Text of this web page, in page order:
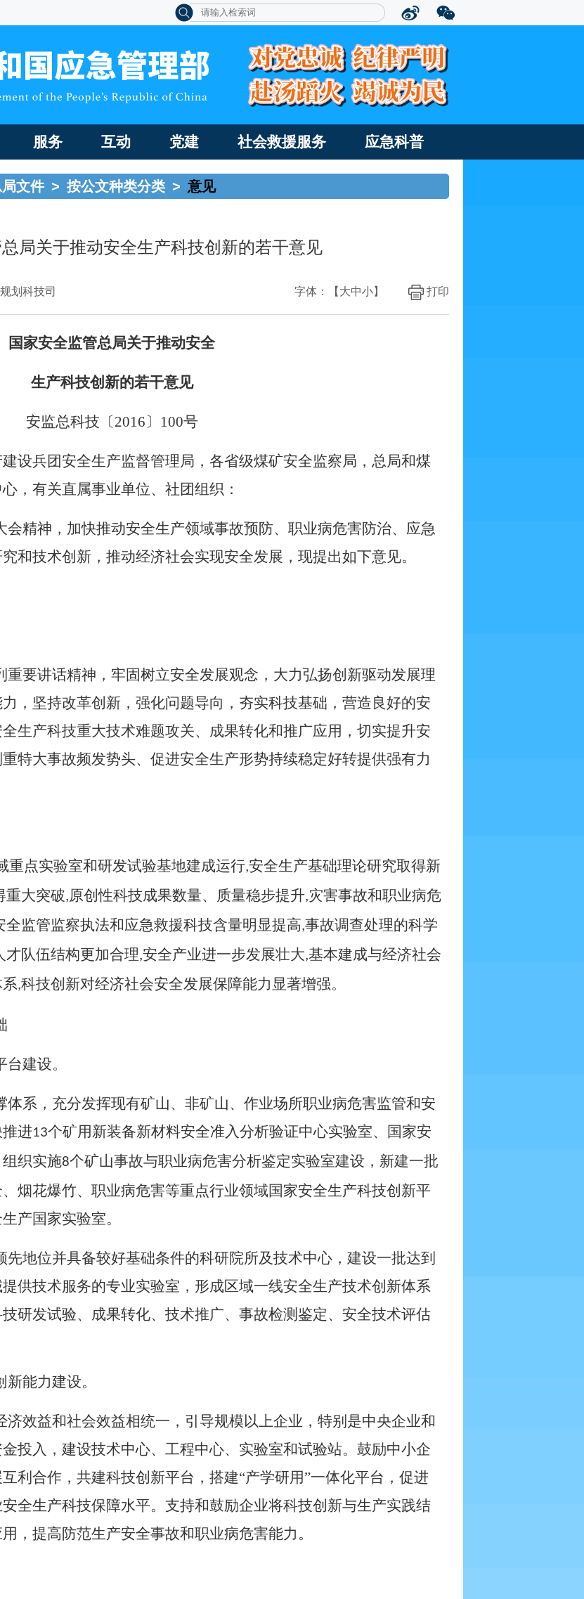
服务 互动 党建 社会救援服务 应急科普
文件 > 按公文种类分类 > 意见
局关于推动安全生产科技创新的若干意见
划科技司 打印
字体：【 大中小】
国家安全监管总局关于推动安全
生产科技创新的若干意见
安监总科技〔2016〕 100号
设兵团安全生产监督管理局，各省级煤矿安全监察局，总局和煤
，有关直属事业单位、社团组织：
会精神，加快推动安全生产领域事故预防、职业病危害防治、应急
和技术创新，推动经济社会实现安全发展，现提出如下意见。
要讲话精神，牢固树立安全发展观念，大力弘扬创新驱动发展理
，坚持改革创新，强化问题导向，夯实科技基础，营造良好的安
生产科技重大技术难题攻关、成果转化和推广应用，切实提升安
特大事故频发势头、促进安全生产形势持续稳定好转提供强有力
重点实验室和研发试验基地建成运行,安全生产基础理论研究取得新
重大突破,原创性科技成果数量、质量稳步提升,灾害事故和职业病危
全监管监察执法和应急救援科技含量明显提高,事故调查处理的科学
才队伍结构更加合理,安全产业进一步发展壮大,基本建成与经济社会
,科技创新对经济社会安全发展保障能力显著增强。
建设。
系，充分发挥现有矿山、非矿山、作业场所职业病危害监管和安
进13个矿用新装备新材料安全准入分析验证中心实验室、国家安
织实施8个矿山事故与职业病危害分析鉴定实验室建设，新建一批
烟花爆竹、职业病危害等重点行业领域国家安全生产科技创新平
产国家实验室。
地位并具备较好基础条件的科研院所及技术中心，建设一批达到
供技术服务的专业实验室，形成区域一线安全生产技术创新体系
研发试验、成果转化、技术推广、事故检测鉴定、安全技术评估
能力建设。
效益和社会效益相统一，引导规模以上企业，特别是中央企业和
投入，建设技术中心、工程中心、实验室和试验站。鼓励中小企
利合作，共建科技创新平台，搭建“产学研用”一体化平台，促进
全生产科技保障水平。支持和鼓励企业将科技创新与生产实践结
，提高防范生产安全事故和职业病危害能力。